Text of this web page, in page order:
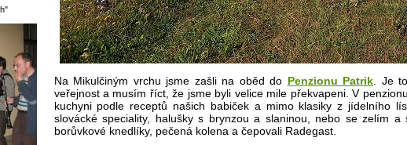
Na Mikulčiným vrchu jsme zašli na oběd do Penzionu Patrik. Je
veřejnost a musím říct, že jsme byli velice mile překvapeni. V
kuchyni podle receptů našich babiček a mimo klasiky z jídelního
slovácké speciality, halušky s brynzou a slaninou, nebo se zelím a
borůvkové knedlíky, pečená kolena a čepovali Radegast.